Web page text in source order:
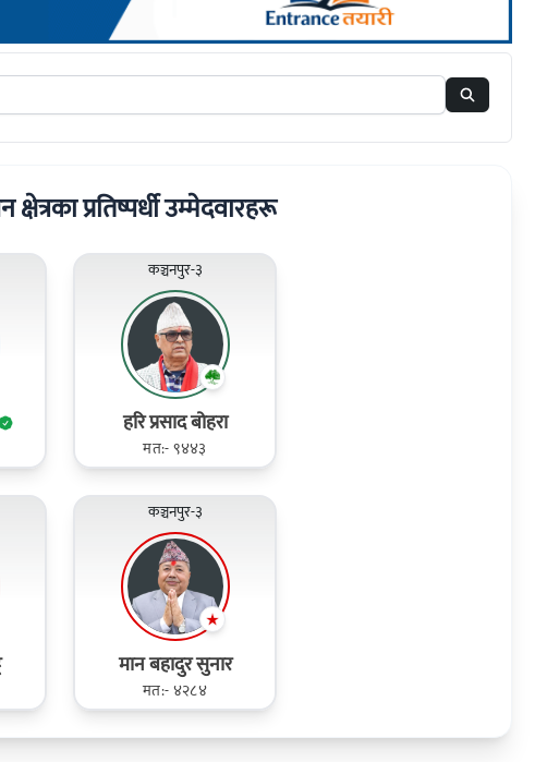
प्रतिष्पर्धी उम्मेदवारहरू
कञ्चनपुर-३
हरि प्रसाद बोहरा
मत:- ९४४३
कञ्चनपुर-३
मान बहादुर सुनार
मत:- ४२८४